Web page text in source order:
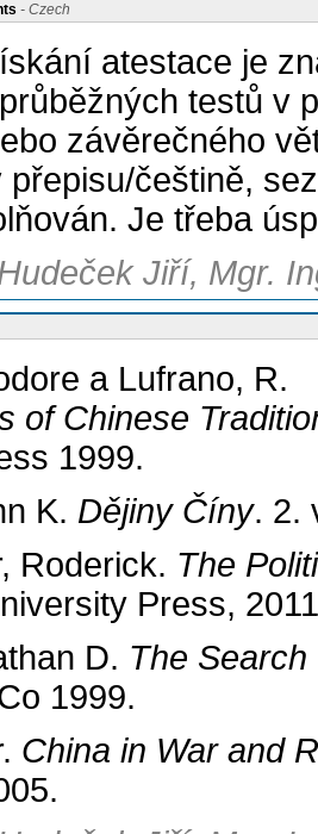
- Czech
atestace je
testů v
závěrečného
přepisu/češtině,
Je třeba
Jiří, Mgr.
a Lufrano, R.
of Chinese
1999.
K. Dějiny Číny. 2.
Roderick. The
Press,
D. The
1999.
China in War and